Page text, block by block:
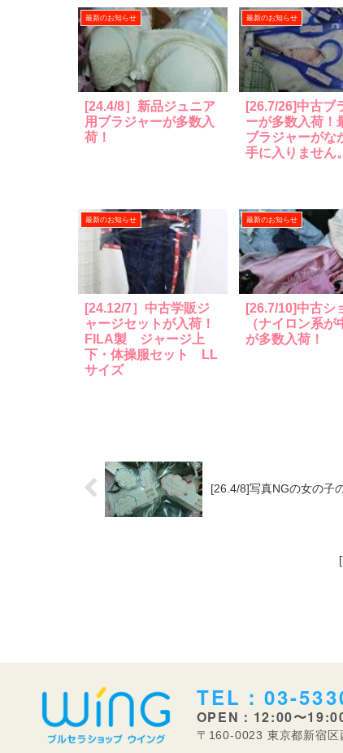
最新のお知らせ
[24.4/8］新品ジュニア
用ブラジャーが多数入
荷！
最新のお知らせ
[26.7/26]中古ブ
ーが多数入荷！
ブラジャーがな
手に入りません。
最新のお知らせ
[24.12/7］中古学販ジ
ャージセットが入荷！
FILA製 ジャージ上
下・体操服セット LL
サイズ
最新のお知らせ
[26.7/10]中古シ
（ナイロン系が
が多数入荷！
[26.4/8]写真NGの女の子
TEL：03-
OPEN：12:00〜
〒160-0023 東京都新宿